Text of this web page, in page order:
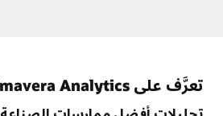
تعرَّف على Primavera Analytics